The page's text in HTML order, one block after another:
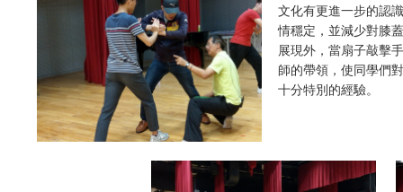
文化有更進一步的認
情穩定，並減少對膝
展現外，當扇子敲擊
師的帶領，使同學們
十分特別的經驗。